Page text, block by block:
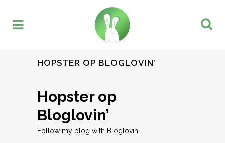
HOPSTER OP BLOGLOVIN’
Hopster op
Bloglovin’
Follow my blog with Bloglovin